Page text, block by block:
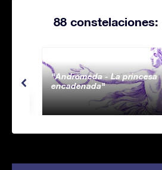
88 constelaciones:
Andromeda - La princesa
encadenada